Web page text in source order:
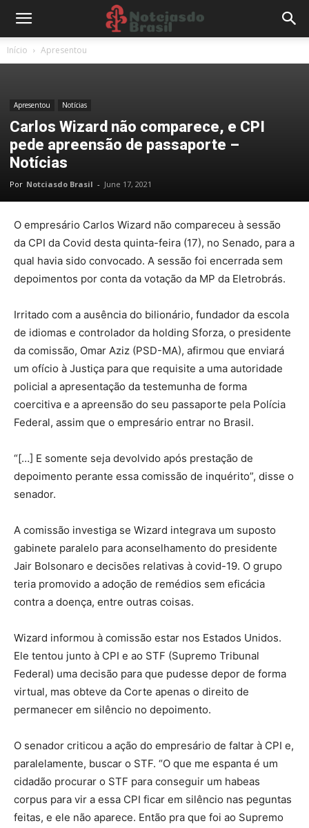
Início Apresentou
Apresentou Notícias
Carlos Wizard não comparece, e CPI
pede apreensão de passaporte –
Notícias
Por Notciasdo Brasil - June 17, 2021
O empresário Carlos Wizard não compareceu à sessão
da CPI da Covid desta quinta-feira (17), no Senado, para a
qual havia sido convocado. A sessão foi encerrada sem
depoimentos por conta da votação da MP da Eletrobrás.
Irritado com a ausência do bilionário, fundador da escola
de idiomas e controlador da holding Sforza, o presidente
da comissão, Omar Aziz (PSD-MA), afirmou que enviará
um ofício à Justiça para que requisite a uma autoridade
policial a apresentação da testemunha de forma
coercitiva e a apreensão do seu passaporte pela Polícia
Federal, assim que o empresário entrar no Brasil.
“[…] E somente seja devolvido após prestação de
depoimento perante essa comissão de inquérito”, disse o
senador.
A comissão investiga se Wizard integrava um suposto
gabinete paralelo para aconselhamento do presidente
Jair Bolsonaro e decisões relativas à covid-19. O grupo
teria promovido a adoção de remédios sem eficácia
contra a doença, entre outras coisas.
Wizard informou à comissão estar nos Estados Unidos.
Ele tentou junto à CPI e ao STF (Supremo Tribunal
Federal) uma decisão para que pudesse depor de forma
virtual, mas obteve da Corte apenas o direito de
permanecer em silêncio no depoimento.
O senador criticou a ação do empresário de faltar à CPI e,
paralelamente, buscar o STF. “O que me espanta é um
cidadão procurar o STF para conseguir um habeas
corpus para vir a essa CPI ficar em silêncio nas peguntas
feitas, e ele não aparece. Então pra que foi ao Supremo